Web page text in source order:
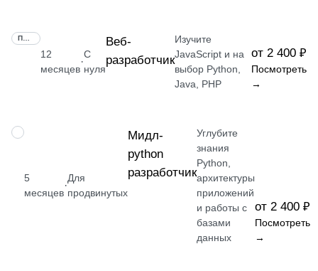
12
месяцев
·
С
нуля
Веб-
разработчик
Изучите
JavaScript и на
выбор Python,
Java, PHP
от 2 400 ₽
Посмотреть
→
ПРОФЕССИЯ
5
месяцев
·
Для
продвинутых
Мидл-
python
разработчик
Углубите
знания
Python,
архитектуры
приложений
и работы с
базами
данных
от 2 400 ₽
Посмотреть
→